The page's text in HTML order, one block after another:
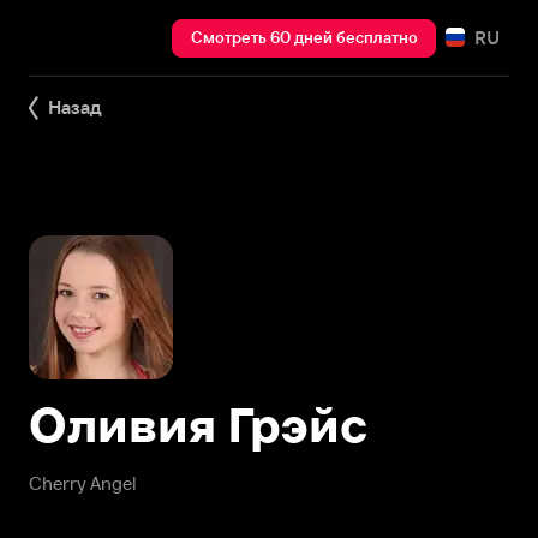
Смотреть 60 дней бесплатно RU
Назад
Cherry Angel
Оливия Грэйс